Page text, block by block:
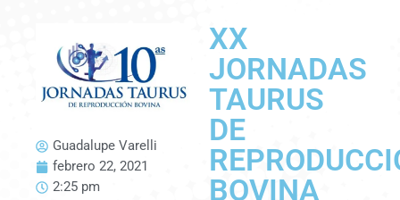
Guadalupe Varelli
febrero 22, 2021
2:25 pm
XX
JORNADAS
TAURUS
DE
BOVINA